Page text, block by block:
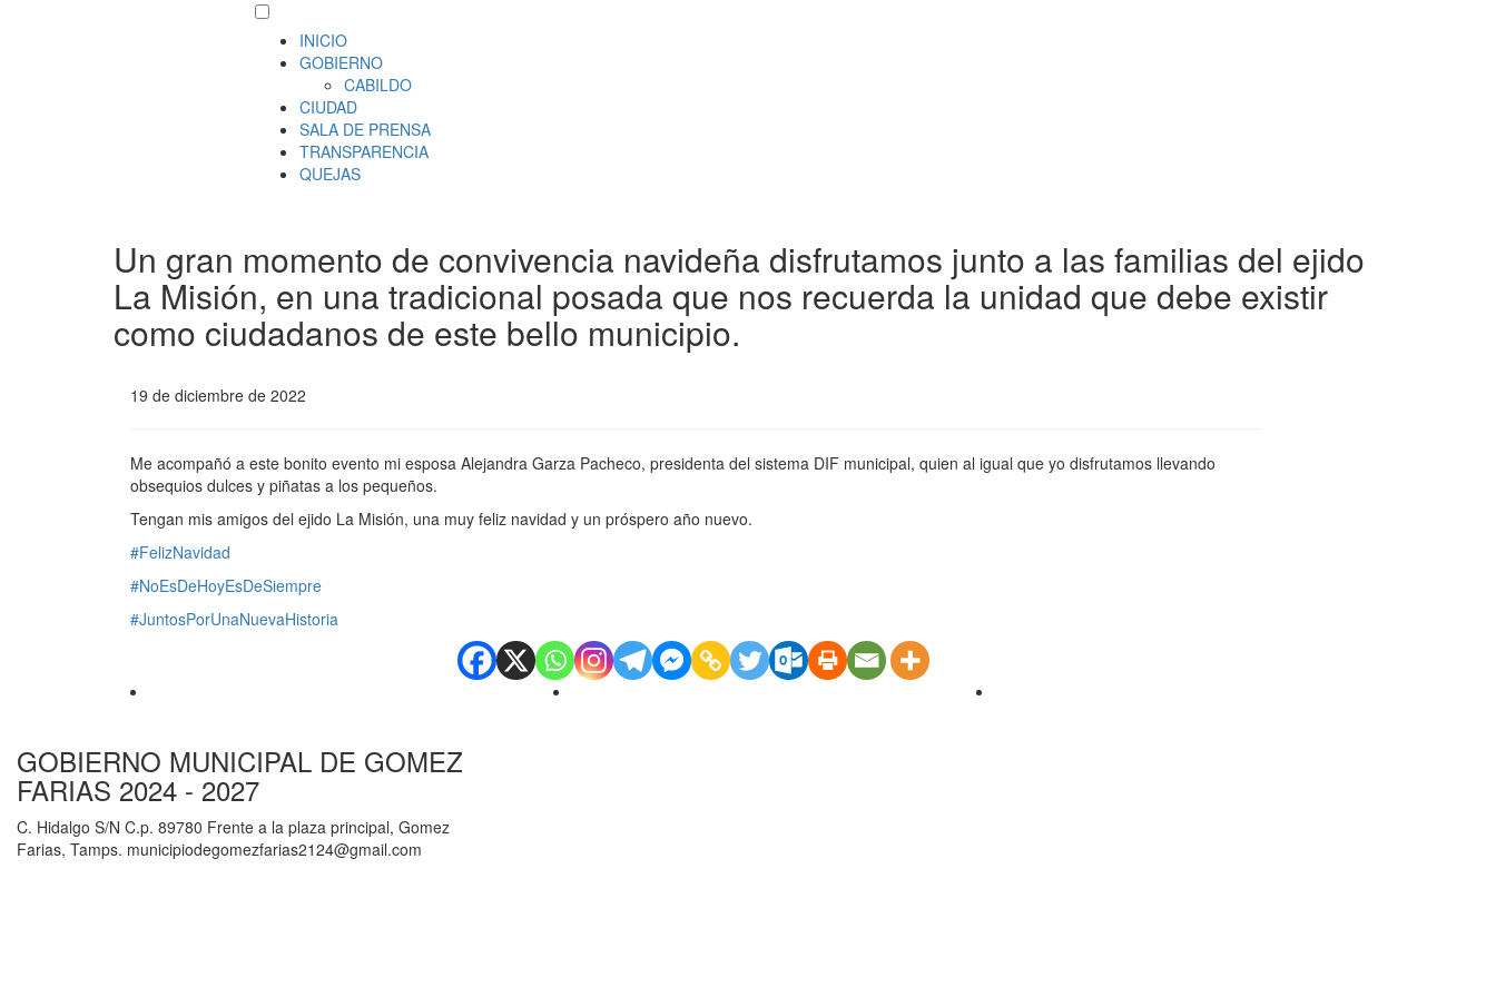
INICIO
GOBIERNO
CABILDO
CIUDAD
SALA DE PRENSA
TRANSPARENCIA
QUEJAS
Un gran momento de convivencia navideña disfrutamos junto a las familias del ejido
La Misión, en una tradicional posada que nos recuerda la unidad que debe existir
como ciudadanos de este bello municipio.
19 de diciembre de 2022
Me acompañó a este bonito evento mi esposa Alejandra Garza Pacheco, presidenta del sistema DIF municipal, quien al igual que yo disfrutamos llevando
obsequios dulces y piñatas a los pequeños.
Tengan mis amigos del ejido La Misión, una muy feliz navidad y un próspero año nuevo.
#FelizNavidad
#NoEsDeHoyEsDeSiempre
#JuntosPorUnaNuevaHistoria
GOBIERNO MUNICIPAL DE GOMEZ
FARIAS 2024 - 2027
C. Hidalgo S/N C.p. 89780 Frente a la plaza principal, Gomez
Farias, Tamps. municipiodegomezfarias2124@gmail.com